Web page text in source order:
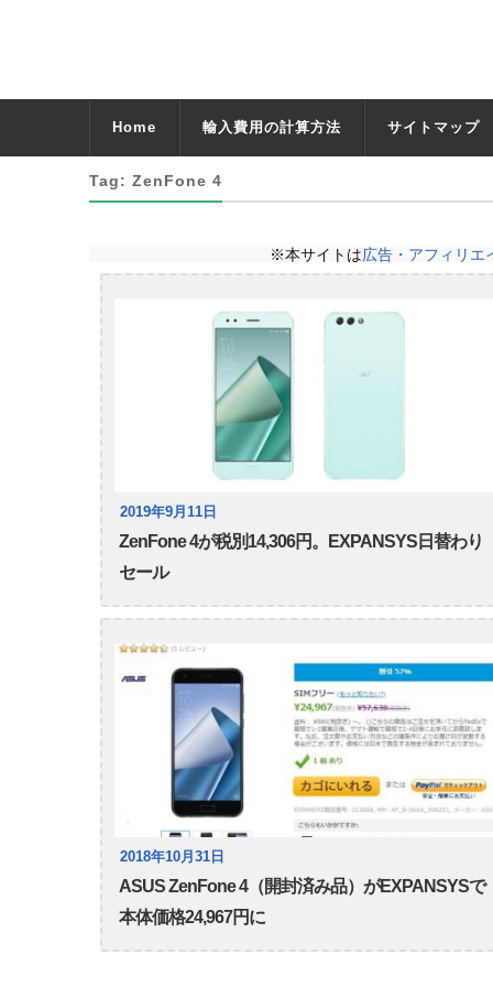
Home 輸入費用の計算方法 サイトマップ
Tag: ZenFone 4
※本サイトは広告・アフィリエ
2019年9月11日
ZenFone 4が税別14,306円。EXPANSYS日替わり
セール
2018年10月31日
ASUS ZenFone 4（開封済み品）がEXPANSYSで
本体価格24,967円に